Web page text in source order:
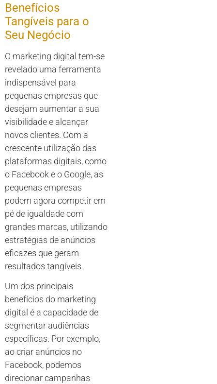
Benefícios
Tangíveis para o
Seu Negócio
O marketing digital tem-se
revelado uma ferramenta
indispensável para
pequenas empresas que
desejam aumentar a sua
visibilidade e alcançar
novos clientes. Com a
crescente utilização das
plataformas digitais, como
o Facebook e o Google, as
pequenas empresas
podem agora competir em
pé de igualdade com
grandes marcas, utilizando
estratégias de anúncios
eficazes que geram
resultados tangíveis.
Um dos principais
benefícios do marketing
digital é a capacidade de
segmentar audiências
específicas. Por exemplo,
ao criar anúncios no
Facebook, podemos
direcionar campanhas